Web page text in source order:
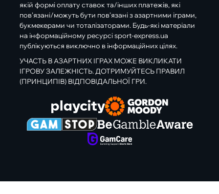
якій формі оплату ставок та/інших платежів, які
пов’язані/можуть бути пов’язані з азартними іграми,
букмекерами чи тоталізаторами. Будь-які матеріали
на інформаційному ресурсі sport-express.ua
публікуються виключно в інформаційних цілях.
УЧАСТЬ В АЗАРТНИХ ІГРАХ МОЖЕ ВИКЛИКАТИ
ІГРОВУ ЗАЛЕЖНІСТЬ. ДОТРИМУЙТЕСЬ ПРАВИЛ
(ПРИНЦИПІВ) ВІДПОВІДАЛЬНОЇ ГРИ.